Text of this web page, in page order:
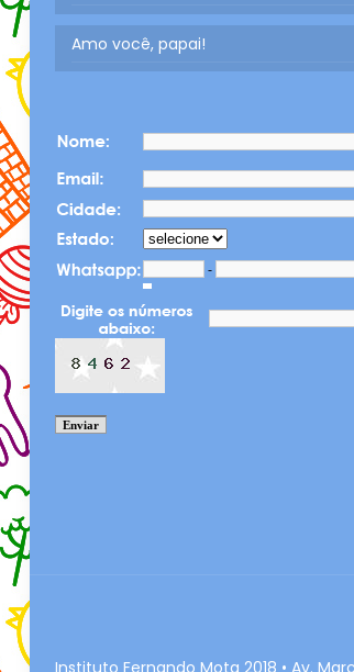
Amo você, papai!
Instituto Fernando Mota 2018 • Av.